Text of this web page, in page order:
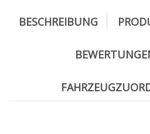
BESCHREIBUNG